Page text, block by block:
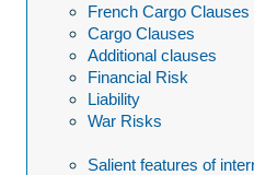
French Cargo Clauses
Cargo Clauses
Additional clauses
Financial Risk
Liability
War Risks
Salient features of